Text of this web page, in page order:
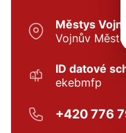
Městys
Vojnův
ID datové
ekebmfp
+420 776